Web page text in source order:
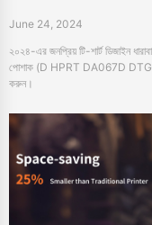
June 24, 2024
২০২৪-এর জনপ্রিয় টি-শার্ট ডিজাইন
পোশাক (D HPRT DA067D DTG
করুন।